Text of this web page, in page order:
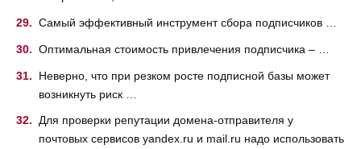
Самый эффективный инструмент сбора подписчиков …
Оптимальная стоимость привлечения подписчика – …
Неверно, что при резком росте подписной базы может
возникнуть риск …
Для проверки репутации домена-отправителя у
почтовых сервисов yandex.ru и mail.ru надо использовать